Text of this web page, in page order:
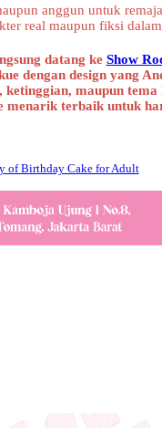
anggun untuk
real maupun fiksi
datang ke Show
dengan design yang
maupun
menarik terbaik untuk
of Birthday Cake for Adult